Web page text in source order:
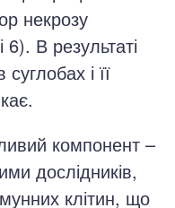
некрозу
6). В результаті
суглобах і її
компонент –
дослідників,
клітин, що